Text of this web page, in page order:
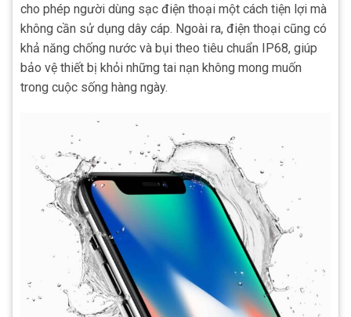
cho phép người dùng sạc điện thoại một cách tiện lợi mà
không cần sử dụng dây cáp. Ngoài ra, điện thoại cũng có
khả năng chống nước và bụi theo tiêu chuẩn IP68, giúp
bảo vệ thiết bị khỏi những tai nạn không mong muốn
trong cuộc sống hàng ngày.